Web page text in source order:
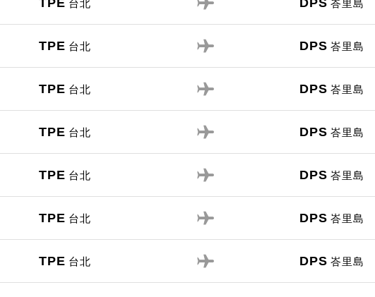
TPE 台北 DPS 峇里島
TPE 台北 DPS 峇里島
TPE 台北 DPS 峇里島
TPE 台北 DPS 峇里島
TPE 台北 DPS 峇里島
TPE 台北 DPS 峇里島
TPE 台北 DPS 峇里島